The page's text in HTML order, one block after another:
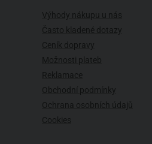
Výhody nákupu u nás
Často kladené dotazy
Ceník dopravy
Možnosti plateb
Reklamace
Obchodní podmínky
Ochrana osobních údajů
Cookies